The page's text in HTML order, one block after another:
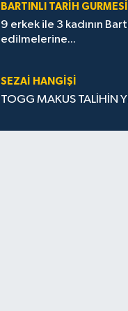
BARTINLI TARIH GURMESI
9 erkek ile 3 kadının
edilmelerine...
SEZAI HANGİŞİ
TOGG MAKUS TALİHİN